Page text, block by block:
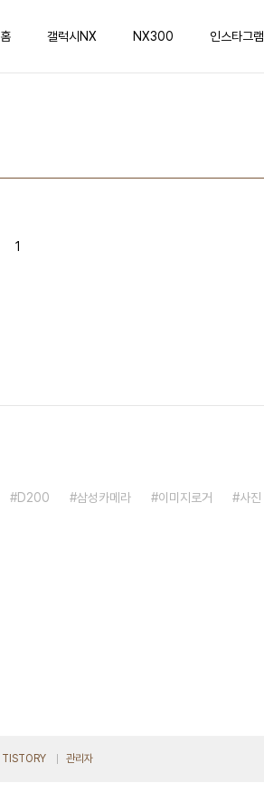
홈 갤럭시NX NX300 인스타그램
1
D200 삼성카메라 이미지로거
사진
TISTORY 관리자